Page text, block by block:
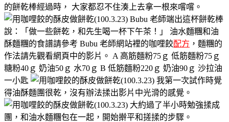
的餅乾棒經過時， 大家都忍不住湊上去拿一根來嚐嚐。
Bubu 老師端出這杯餅乾棒
說：「做一些餅乾，和先生喝一杯下午茶！」 油水麵糰和油
酥麵糰的食譜請參考 Bubu 老師網站裡的咖哩餃配方 ，麵糰的
作法請先觀看網頁中的影片。 A 高筋麵粉75ｇ 低筋麵粉75ｇ
糖粉40ｇ 奶油50ｇ 水70ｇ B 低筋麵粉220ｇ 奶油90ｇ 沙拉油
一小匙
我第一次試作時覺
得油酥麵團很乾，沒有辦法揉出影片中光滑的感覺。
大約過了半小時勉強揉成
團，和油水麵糰包在一起，開始擀平和搓揉的步驟。